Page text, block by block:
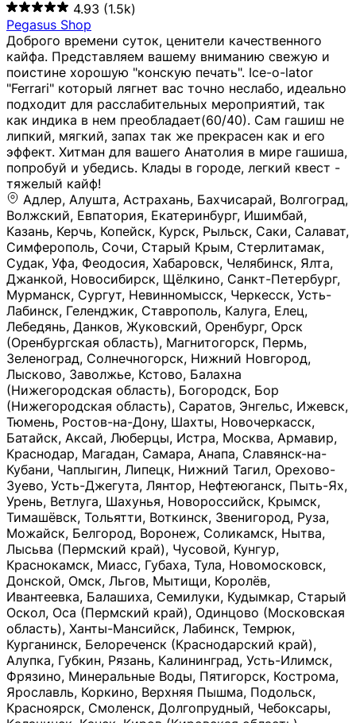
4.93 (1.5k)
Pegasus Shop
Доброго времени суток, ценители качественного
кайфа. Представляем вашему вниманию свежую и
поистине хорошую "конскую печать". Ice-o-lator
"Ferrari" который лягнет вас точно неслабо, идеально
подходит для расслабительных мероприятий, так
как индика в нем преобладает(60/40). Сам гашиш не
липкий, мягкий, запах так же прекрасен как и его
эффект. Хитман для вашего Анатолия в мире гашиша,
попробуй и убедись. Клады в городе, легкий квест -
тяжелый кайф!
Адлер, Алушта, Астрахань, Бахчисарай, Волгоград, Волжский, Евпатория, Екатеринбург, Ишимбай, Казань, Керчь, Копейск, Курск, Рыльск, Саки, Салават, Симферополь, Сочи, Старый Крым, Стерлитамак, Судак, Уфа, Феодосия, Хабаровск, Челябинск, Ялта, Джанкой, Новосибирск, Щёлкино, Санкт-Петербург, Мурманск, Сургут, Невинномысск, Черкесск, Усть-Лабинск, Геленджик, Ставрополь, Калуга, Елец, Лебедянь, Данков, Жуковский, Оренбург, Орск (Оренбургская область), Магнитогорск, Пермь, Зеленоград, Солнечногорск, Нижний Новгород, Лысково, Заволжье, Кстово, Балахна (Нижегородская область), Богородск, Бор (Нижегородская область), Саратов, Энгельс, Ижевск, Тюмень, Ростов-на-Дону, Шахты, Новочеркасск, Батайск, Аксай, Люберцы, Истра, Москва, Армавир, Краснодар, Магадан, Самара, Анапа, Славянск-на-Кубани, Чаплыгин, Липецк, Нижний Тагил, Орехово-Зуево, Усть-Джегута, Лянтор, Нефтеюганск, Пыть-Ях, Урень, Ветлуга, Шахунья, Новороссийск, Крымск, Тимашёвск, Тольятти, Воткинск, Звенигород, Руза, Можайск, Белгород, Воронеж, Соликамск, Нытва, Лысьва (Пермский край), Чусовой, Кунгур, Краснокамск, Миасс, Губаха, Тула, Новомосковск, Донской, Омск, Льгов, Мытищи, Королёв, Ивантеевка, Балашиха, Семилуки, Кудымкар, Старый Оскол, Оса (Пермский край), Одинцово (Московская область), Ханты-Мансийск, Лабинск, Темрюк, Курганинск, Белореченск (Краснодарский край), Алупкa, Губкин, Рязань, Калининград, Усть-Илимск, Фрязино, Минеральные Воды, Пятигорск, Кострома, Ярославль, Коркино, Верхняя Пышма, Подольск, Красноярск, Смоленск, Долгопрудный, Чебоксары, Калачинск, Канск, Киров (Кировская область), Вологда, Рославль, Владивосток, Обнинск, Балабаново (Калужская область), Малоярославец, Брянск, Видное, Ярцево, Вязьма, Гагарин, Приволжск, Фурманов, Чайковский, Кинешма, Горячий Ключ, Улан-Удэ, Туймазы, Дюртюли, Альметьевск, Нефтекамск, Хадыженск, Апшеронск, Майкоп, Уссурийск, Ульяновск, Гатчина, Луга (Ленинградская область), Надым, Ногинск, Электросталь, Железнодорожный (Московская область), Бутурлиновка, Кириллов, Краснознаменск (Калиниградская область), Мышкин, Томмот, Холм, Абакан, Абдулино, Агидель, Агрыз, Адыгейск, Азнакаево, Алатырь, Алдан, Алейск, Александров, Александровск, Алексеевка (Белгородская обл.), Алексин, Амурск, Анадырь, Ангарск, Андреаполь, Анжеро-Судженск, Анива, Апатиты, Арамиль, Ардон, Арзамас, Аркадак, Арсеньев, Артём, Артёмовский, Архангельск, Асбест, Асино, Аткарск, Ахтубинск, Аша, Бабаево (Вологодская область), Бавлы (Республика Татарстан), Байкальск, Бакал, Баксан, Балаклава, Балаково (Саратовская область), Балашов (Саратовская область), Балтийск, Барабинск, Барнаул, Барыш (Ульяновская область), Бежецк, Белая Калитва (Ростовская область), Белебей, Белогорск (Крым), Белозерск, Белокуриха, Беломорск, Белоозёрский (Московская область), Белорецк (Республика Башкортостан), Кызыл, Белоярский (Ханты-Мансийский АО), Бердск, Березники (Пермский край), Берёзовский (Кемеровская область), Берёзовский (Свердловская область), Беслан, Бийск, Бикин, Билибино, Биробиджан, Благовещенск (Амурская область), Благовещенск (Башкортостан), Бобров, Богородицк, Боготол, Богучар, Бокситогорск (Ленинградская область), Бологое (Тверская область), Болхов, Большой Камень (Приморский край), Борисоглебск (Воронежская область), Боровичи (Новгородская область), Боровск, Бородино, Братск, Бронницы (Московская область), Бугульма (Республика Татарстан), Бугуруслан (Оренбургская область), Буинск, Буй, Буйнакск, Валдай, Валуйки, Велиж, Великие Луки, Великий Новгород, Великий Устюг, Вельск, Венёв, Верещагино, Верхнеуральск, Верхний Уфалей, Верхняя Салда, Верхняя Тура, Весьегонск, Вилючинск, Вихоревка, Вичуга, Владикавказ, Волгодонск, Волгореченск, Володарск, Волосово, Волчанск, Вольск, Воркута, Ворсма, Всеволожск (Ленинградская область), Вуктыл, Выкса, Высоковск, Высоцк, Вытегра, Вышний Волочёк, Вяземский, Вязники, Вятские Поляны, Нея, Шилка, Гаврилов Посад, Гаврилов-Ям, Гай, Галич, Гдов, Голицыно, Горно-Алтайск, Горнозаводск, Горняк, Городец, Гороховец, Гремячинск, Грозный, Грязи, Грязовец, Губкинский, Гуково, Гулькевичи, Гурьевск (Калининградская область), Гурьевск (Кемеровская область), Гусев, Гусь-Хрустальный, Давлеканово, Далматово, Дальнегорск, Дегтярск, Дедовск, Демидов, Дербент, Десногорск, Дзержинск, Дзержинский (Московская область), Дивногорск, Димитровград, Дмитровск, Дно, Добрянка, Долинск, Домодедово, Донецк (ДНР), Дорогобуж, Дрезна, Дубна, Дудинка, Духовщина, Дятьково, Егорьевск, Елабуга, Елизово, Ельня (Будет изменено название), Емва, Енисейск, Ермолино, Ершов, Ессентуки, Ефремов, Железноводск, Железногорск (Красноярский край), Железногорск (Курская область), Железногорск-Илимский, Жигулёвск, Жиздра, Жирновск, Жуков, Жуковка, Заводоуковск, Заволжск, Задонск, Заинск, Заозёрный, Заозёрск, Западная Двина, Заполярный, Зарайск, Заречный (Пензенская область), Заречный (Свердловская область), Заринск, Звенигово, Зверево, Зеленогорск ( Ленинградская обл. ), Зеленоградск, Зеленодольск, Зеленокумск, Зерноград, Зима, Змеиногорск, Зубцов, Ивангород, Иваново, Ивдель, Избербаш, Изобильный, Иланский, Инза, Инкерман, Инта, Ипатово, Искитим, Йошкар-Ола, Кадников, Калач, Калач-на-Дону, Калининск, Калтан, Калязин, Камбарка, Каменка (Пензенская область), Каменногорск (Ленинградская область), Каменск-Уральский, Каменск-Шахтинский, Камень-на-Оби, Камешково, Камышин, Канаш, Кандалакша, Карабаново, Карабаш, Карачаевск, Каргат, Каргополь, Карпинск, Карталы, Касимов, Касли, Каспийск, Катав-Ивановск, Катайск, Качканар, Кашин, Кашира, Кемерово, Кемь, Кизел, Кизилюрт, Кизляр, Кимовск, Кимры, Кингисепп, Кинель, Киреевск, Киренск, Киржач, Кириши, Кирово-Чепецк, Кировск (Ленинградская область), Кировск (Мурманская область), Кирсанов, Киселёвск, Кисловодск, Климовск, Клинцы, Княгинино, Ковдор, Ковров, Когалым, Козельск, Козьмодемьянск, Кола, Кологрив, Колпашево, Колпино, Кольчугино, Комсомольск, Комсомольск-на-Амуре, Конаково, Кондопога, Кондрово, Константиновск, Кораблино, Кореновск, Корсаков, Коряжма, Костерёво, Костомукша, Котельники, Котельниково, Котельнич, Котлас, Котовск, Кохма, Красноармейск (Московская область), Краснозаводск, Краснознаменск (Московская область), Краснокаменск, Краснослободск (Волгоградская область), Краснотурьинск, Красноуральск, Красный Сулин, Кремёнки, Кропоткин, Кубинка, Кувшиново (Тверская область), Кудрово, Кулебаки, Кумертау, Курлово, Куровское, Куртамыш, Курчатов, Куса, Кушва, Кыштым, Лабытнанги, Лагань, Лаишево (Республика Татарстан), Лакинск, Лангепас, Лахденпохья, Ленинск-Кузнецкий, Ленск (Республика Саха), Лермонтов (Ставропольский край), Лесозаводск (Приморский край), Лесосибирск, Ливны (Орловская область), Ликино-Дулёво, Липки (Тульская область), Лиски (Воронежская область), Лихославль, Лодейное Поле, Ломоносов (Санкт-Петербург), Лосино-Петровский, Лукоянов, Луховицы, Лыткарино, Любань (Ленинградская область), Любим, Людиново, Магас, Майский, Макаров, Малая Вишера, Малгобек, Мамадыш, Мамоново, Мантурово, Маркс, Махачкала, Мглин, Мегион, Медвежьегорск, Медногорск, Медынь, Меленки, Мелеуз, Менделеевск, Мещовск, Микунь, Миллерово, Минусинск, Миньяр, Мирный (Архангельская область), Мирный (Якутия), Михайловка (Город), Михайловск (Свердловская область), Михайловск (Ставропольский край), Могоча, Можга, Моздок, Мончегорск, Морозовск, Моршанск, Мосальск, Муравленко, Мурино, Муром, Мценск, Мыски, Набережные Челны, Навашино (Нижегородская область), Назарово (Красноярский край), Назрань, Нальчик, Наро-Фоминск, Нарткала, Нарьян-Мар, Находка, Невель (Псковская область), Невельск, Невьянск, Нелидово (Тверская область), Неман, Нерехта (Костромская область), Нерюнгри, Нестеров, Нефтегорск (Самарская область), Нефтекумск, Нижневартовск, Нижнекамск (Республика Татарстан), Нижнеудинск, Нижние Серги, Нижний Ломов, Нижняя Тура, Николаевск-на-Амуре, Никольск (Вологодская область), Никольск (Пензенская область), Новая Ладога, Новая Ляля, Новоалександровск, Новоалтайск, Нововоронеж, Новодвинск, Новозыбков, Новокубанск, Новокуйбышевск, Новомичуринск, Новопавловск, Новоржев, Новосокольники, Новотроицк, Новоульяновск, Новоуральск, Новохопёрск, Новочебоксарск, Новошахтинск, Новый Оскол, Новый Уренгой, Норильск, Нурлат, Нягань, Нязепетровск, Няндома, Облучье, Обоянь, Озёрск (Калининградская область), Озёрск (Челябинская область), Озёры, Октябрьск (Самарская область), Октябрьский (Башкортостан), Окуловка (Новгородская область), Оленегорск, Олонец, Онега, Опочка, Осинники, Осташков, Остров, Острогожск, Отрадный, Оха, Павлово, Павловск (Воронежская область), Павловск (Санкт-Петербург), Павловский Посад, Партизанск, Певек, Пенза, Первоуральск, Перевоз, Пересвет, Переславль-Залесский, Пестово (Новгородская область), Петрозаводск, Петропавловск-Камчатский, Печоры, Пикалёво, Пионерский, Питкяранта, Плавск, Плёс, Подпорожье, Покачи, Покров, Покровск, Полесск, Полысаево, Полярные Зори, Полярный, Поронайск, Порхов, Похвистнево, Почеп, Починок, Пошехонье, Правдинск, Приморск (Калининградская область), Приморско-Ахтарск, Приозерск, Прокопьевск, Протвино, Прохладный, Пугачёв, Пудож, Пустошка, Пушкино, Пущино, Пыталово, Радужный (Владимирская область), Радужный (Ханты-Мансийский АО), Райчихинск, Раменское, Рассказово, Ревда, Реж, Реутов, Родники, Россошь, Ростов (Ярославская обл.), Рошаль, Ртищево, Рубцовск, Рузаевка, Рыбинск, Рыбное, Ряжск, Салехард, Сальск, Саранск, Сарапул, Саров, Сасово, Сатка, Сафоново, Саяногорск, Саянск, Светлогорск, Светлоград, Светлый, Светогорск (Ленинградская область), Свободный, Себеж, Северобайкальск, Северодвинск, Североуральск, Сегежа, Семикаракорск, Сенгилей, Серафимович, Сергач, Сергиев Посад, Сердобск, Сертолово (Ленинградская область), Сестрорецк (Ленинградская область), Сибай, Скопин, Славгород, Сланцы, Слободской, Слюдянка, Собинка, Советск (Кировская область), Советск (Калининградская область), Советск (Тульская область), Советская Гавань, Советский (Ханты-Мансийский АО), Сокол (Вологодская область), Солигалич, Соль-Илецк, Сольцы, Сортавала, Сосенский, Сосновоборск, Сосновый Бор (Ленинградская область), Сосногорск, Спас-Клепики, Спасск-Рязанский, С